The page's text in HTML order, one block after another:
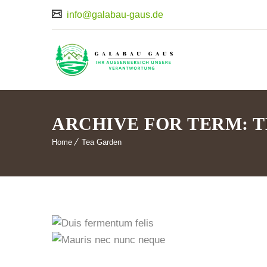
info@galabau-gaus.de
ARCHIVE FOR TERM:
Home Tea Garden